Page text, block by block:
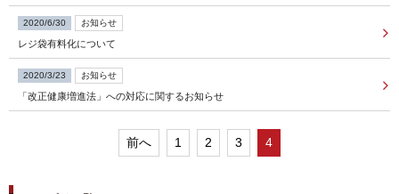
FOLLOW US
宿泊プラン一覧
レストラン予約
2020/6/30 お知らせ
レジ袋有料化について
2020/3/23 お知らせ
「改正健康増進法」への対応に関するお知らせ
前へ 1 2 3 4